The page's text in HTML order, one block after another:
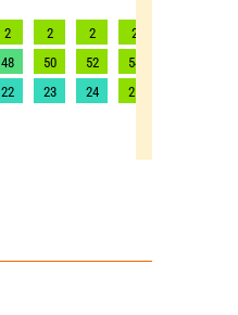
2 2 2 2
48 50 52 54
22 23 24 25